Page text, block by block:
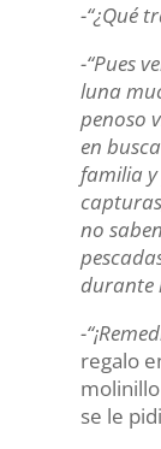
-“¿Qué
-“Pues
luna
penoso
en
familia
no
durante
-
regalo
se le